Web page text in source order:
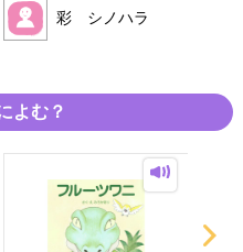
彩 シノハラ
よむ？